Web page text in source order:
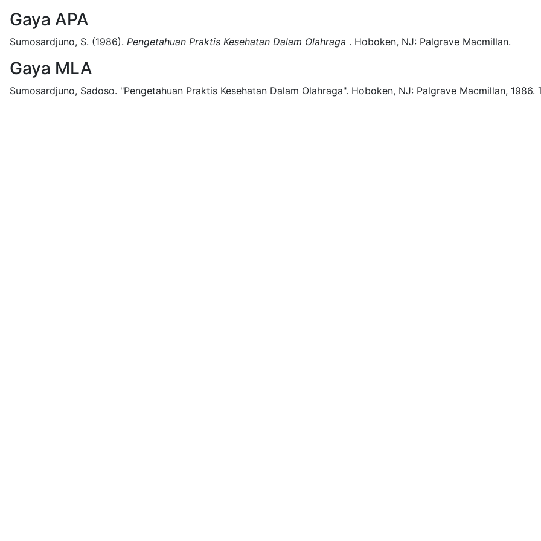
Gaya APA
Sumosardjuno, S. (1986). Pengetahuan Praktis Kesehatan Dalam Olahraga . Hoboken, NJ: Palgrave Macmillan.
Gaya MLA
Sumosardjuno, Sadoso. "Pengetahuan Praktis Kesehatan Dalam Olahraga". Hoboken, NJ: Palgrave Macmillan, 1986.